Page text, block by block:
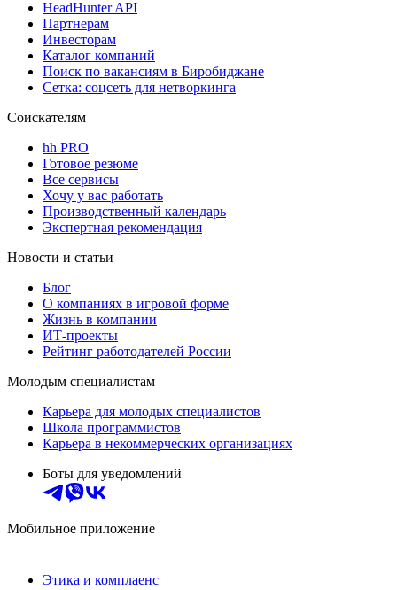
HeadHunter API
Партнерам
Инвесторам
Каталог компаний
Поиск по вакансиям в Биробиджане
Сетка: соцсеть для нетворкинга
Соискателям
hh PRO
Готовое резюме
Все сервисы
Хочу у вас работать
Производственный календарь
Экспертная рекомендация
Новости и статьи
Блог
О компаниях в игровой форме
Жизнь в компании
ИТ-проекты
Рейтинг работодателей России
Молодым специалистам
Карьера для молодых специалистов
Школа программистов
Карьера в некоммерческих организациях
Боты для уведомлений
Мобильное приложение
Этика и комплаенс